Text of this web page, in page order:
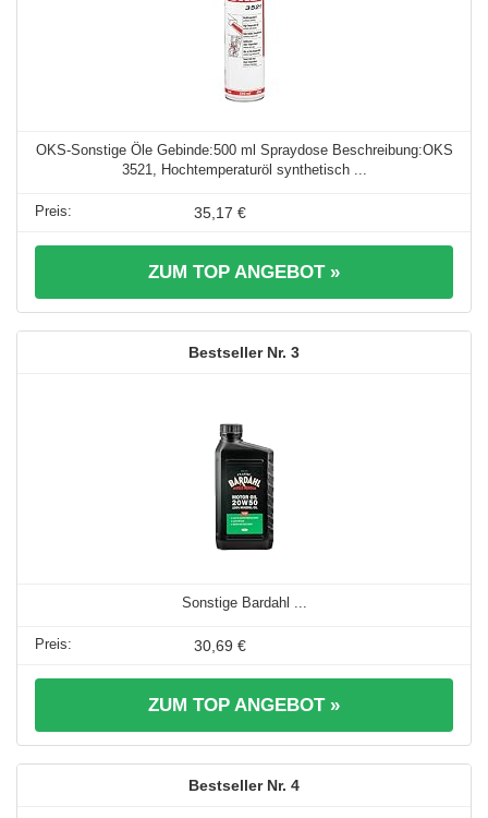
OKS-Sonstige Öle Gebinde:500 ml Spraydose Beschreibung:OKS
3521, Hochtemperaturöl synthetisch ...
35,17 €
ZUM TOP ANGEBOT »
3
Sonstige Bardahl ...
30,69 €
ZUM TOP ANGEBOT »
4